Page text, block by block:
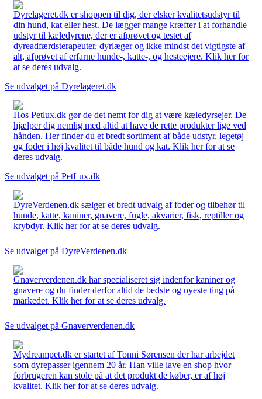
Dyrelageret.dk er shoppen til dig, der elsker kvalitetsudstyr til
din hund, kat eller hest. De lægger mange kræfter i at forhandle
udstyr til kæledyrene, der er afprøvet og testet af
dyreadfærdsterapeuter, dyrlæger og ikke mindst det vigtigste af
alt, afprøvet af erfarne hunde-, katte-, og hesteejere. Klik her for
at se deres udvalg.
Se udvalget på Dyrelageret.dk
Hos Petlux.dk gør de det nemt for dig at være kæledyrsejer. De
hjælper dig nemlig med altid at have de rette produkter lige ved
hånden. Her finder du et bredt sortiment af både udstyr, legetøj
og foder i høj kvalitet til både hund og kat. Klik her for at se
deres udvalg.
Se udvalget på PetLux.dk
DyreVerdenen.dk sælger et bredt udvalg af foder og tilbehør til
hunde, katte, kaniner, gnavere, fugle, akvarier, fisk, reptiller og
krybdyr. Klik her for at se deres udvalg.
Se udvalget på DyreVerdenen.dk
Gnaververdenen.dk har specialiseret sig indenfor kaniner og
gnavere og du finder derfor altid de bedste og nyeste ting på
markedet. Klik her for at se deres udvalg.
Se udvalget på Gnaververdenen.dk
Mydreampet.dk er startet af Tonni Sørensen der har arbejdet
som dyrepasser igennem 20 år. Han ville lave en shop hvor
forbrugeren kan stole på at det produkt de køber, er af høj
kvalitet. Klik her for at se deres udvalg.